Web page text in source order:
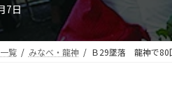
7日
覧 みなべ・龍神 Ｂ29墜落 龍神で80